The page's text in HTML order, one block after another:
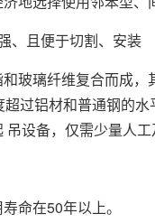
且便于切割、安装
璃纤维复合而成，
过铝材和普通钢的
设备，仅需少量人
在50年以上。